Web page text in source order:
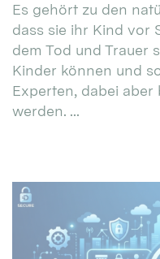
Es gehört zu den
dass sie ihr Kind vor
dem Tod und Trauer
Kinder können und
Experten, dabei
werden. ...